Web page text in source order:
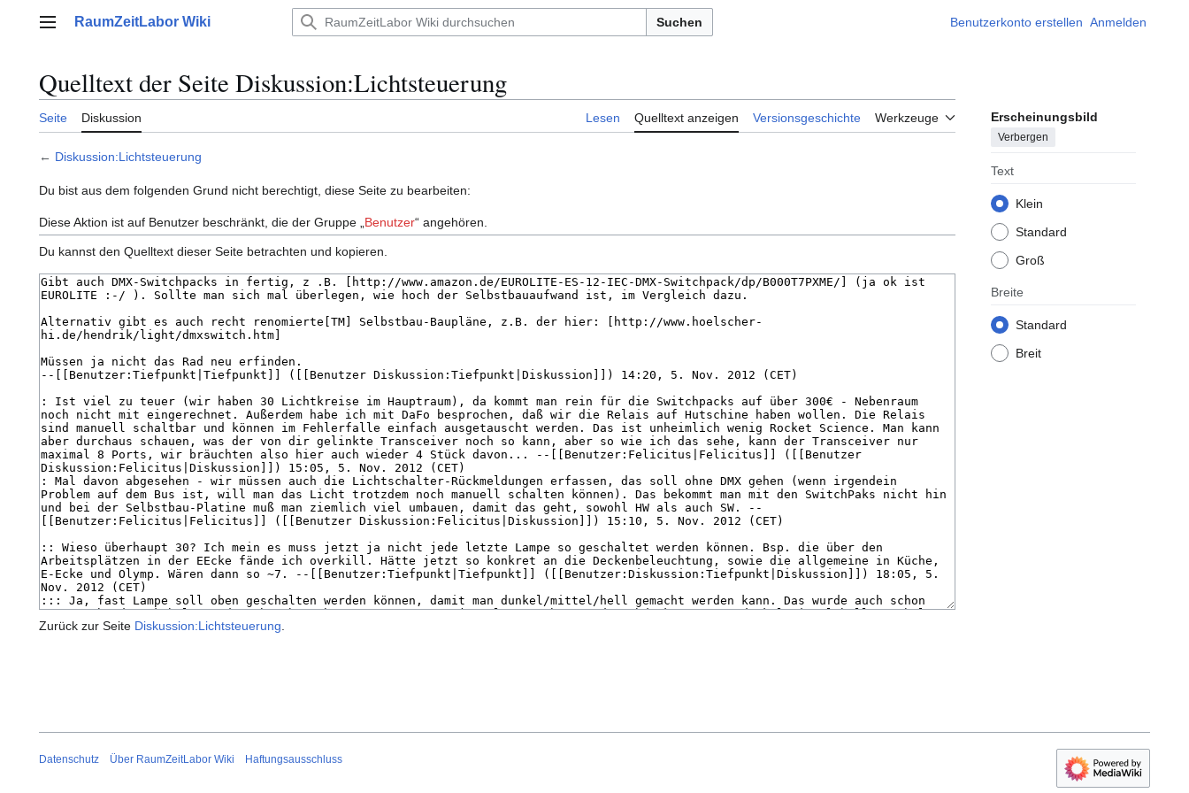
Hauptmenü
RaumZeitLabor Wiki Suchen Benutzerkonto erstellen Anmelden
Quelltext der Seite Diskussion:Lichtsteuerung
Seite Diskussion Lesen Quelltext anzeigen Versionsgeschichte Werkzeuge Erscheinungsbild
Verbergen
Text
Klein
Standard
Groß
Breite
Standard
Breit
← Diskussion:Lichtsteuerung
Du bist aus dem folgenden Grund nicht berechtigt, diese Seite zu bearbeiten:
Diese Aktion ist auf Benutzer beschränkt, die der Gruppe „ Benutzer“ angehören.
Du kannst den Quelltext dieser Seite betrachten und kopieren.
Zurück zur Seite Diskussion:Lichtsteuerung
Datenschutz Über RaumZeitLabor Wiki Haftungsausschluss